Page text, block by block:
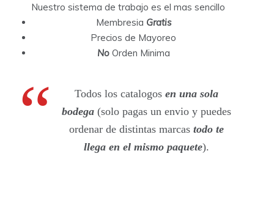
Nuestro sistema de trabajo es el mas sencillo
Membresia Gratis
Precios de Mayoreo
NoOrden Minima
Todos los catalogos en una sola
bodega (solo pagas un envio y puedes
ordenar de distintas marcastodo te
llega en el mismo paquete).